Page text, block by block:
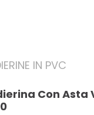
IN PVC
Con Asta